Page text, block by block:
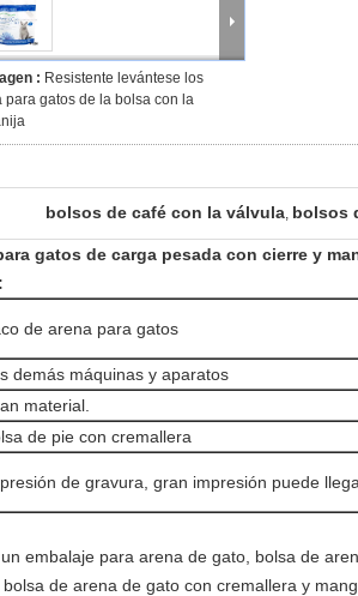
: Resistente levántese los
para gatos de la bolsa con la
bolsos de café con la válvula, bolsos
gatos de carga pesada con cierre y
de arena para gatos
demás máquinas y aparatos
material.
de pie con cremallera
de gravura, gran impresión puede
embalaje para arena de gato, bolsa de
de arena de gato con cremallera y